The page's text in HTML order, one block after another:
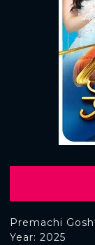
Premachi
Year: 2025